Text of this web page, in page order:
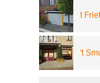
t
't